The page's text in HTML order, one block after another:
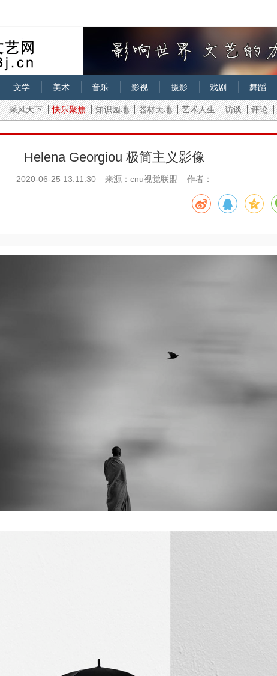
文学 美术 音乐 影视 摄影 戏剧 舞蹈
采风天下 快乐聚焦 知识园地 器材天地 艺术人生 访谈 评论
Helena Georgiou 极简主义影像
2020-06-25 13:11:30 来源：cnu视觉联盟 作者：